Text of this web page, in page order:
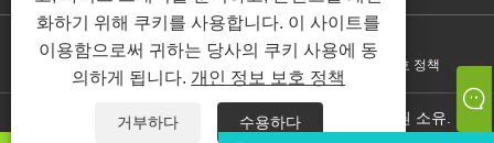
화하기 위해 쿠키를 사용합니다. 이 사이트를
이용함으로써 귀하는 당사의 쿠키 사용에 동
의하게 됩니다. 개인 정보 보호 정책
거부하다 수용하다
Sitemap RSS XML 개인 정보 보호 정책
저작권 © 2025 Yiwu Kebon Healthcare Co., Ltd. 판권 소유.